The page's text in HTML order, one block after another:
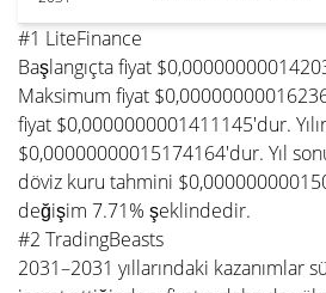
#1 LiteFinance
Başlangıçta fiyat
Maksimum fiyat
fiyat $0,0000000001411145'dur.
$0,00000000015174164'dur. Yıl
döviz kuru tahmini
değişim 7.71% şeklindedir.
#2 TradingBeasts
2031–2031 yıllarındaki kazanımlar